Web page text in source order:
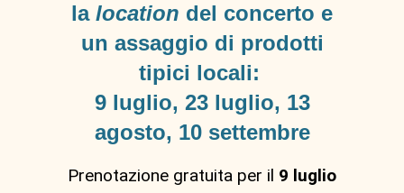
la location del concerto e
un assaggio di prodotti
tipici locali:
9 luglio, 23 luglio, 13
agosto, 10 settembre
Prenotazione gratuita per il 9 luglio